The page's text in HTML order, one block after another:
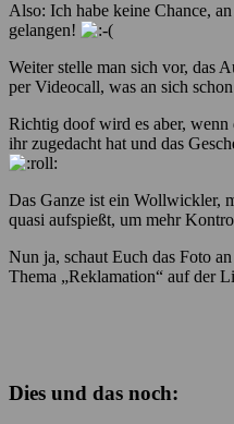
Also: Ich habe keine Chance,
gelangen!
Weiter stelle man sich vor, das
per Videocall, was an sich
Richtig doof wird es aber, wenn
ihr zugedacht hat und das
Das Ganze ist ein Wollwickler,
quasi aufspießt, um mehr
Nun ja, schaut Euch das Foto
Thema „Reklamation“ auf der
Dies und das noch: